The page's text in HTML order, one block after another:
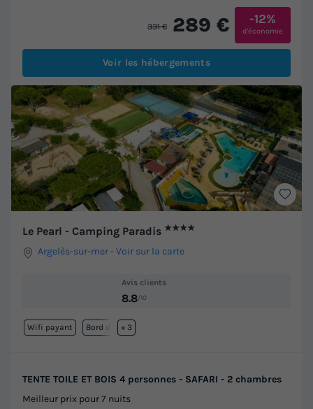
331 € 289 € -12%
d'économie
Voir les hébergements
Le Pearl - Camping Paradis ★★★★
Argelès-sur-mer -Voir sur la carte
Avis clients
8.8/10
Wifi payant Bord de mer
+ 3
TENTE TOILE ET BOIS 4 personnes - SAFARI - 2 chambres
Meilleur prix pour 7 nuits